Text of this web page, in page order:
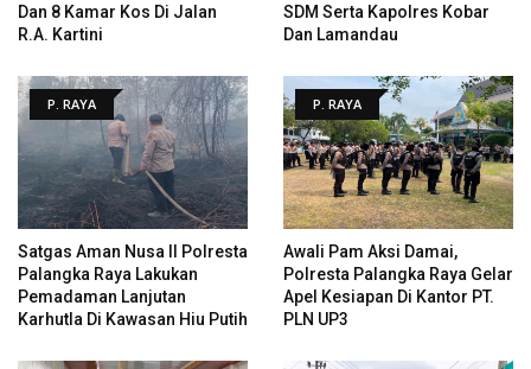
Dan 8 Kamar Kos Di Jalan
R.A. Kartini
SDM Serta Kapolres Kobar
Dan Lamandau
P. RAYA
Satgas Aman Nusa II Polresta
Palangka Raya Lakukan
Pemadaman Lanjutan
Karhutla Di Kawasan Hiu Putih
P. RAYA
Awali Pam Aksi Damai,
Polresta Palangka Raya Gelar
Apel Kesiapan Di Kantor PT.
PLN UP3